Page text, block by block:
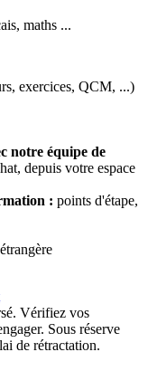
maths ...
exercices, QCM, ...)
notre équipe de
depuis votre espace
: points d'étape,
Vérifiez vos
Sous réserve
de rétractation.